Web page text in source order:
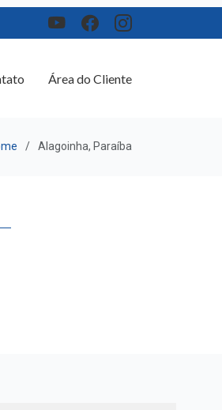
Área do Cliente
Alagoinha, Paraíba